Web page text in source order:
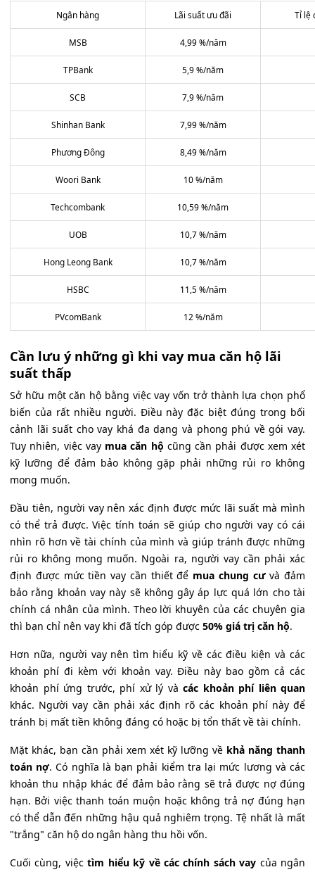
Ngân hàng Lãi suất ưu đãi Tỉ lệ
MSB 4,99 %/năm
TPBank 5,9 %/năm
SCB 7,9 %/năm
Shinhan Bank 7,99 %/năm
Phương Đông 8,49 %/năm
Woori Bank 10 %/năm
Techcombank 10,59 %/năm
UOB 10,7 %/năm
Hong Leong Bank 10,7 %/năm
HSBC 11,5 %/năm
PVcomBank 12 %/năm
Cần lưu ý những gì khi vay mua căn hộ lãi
suất thấp
Sở hữu một căn hộ bằng việc vay vốn trở thành lựa chọn phổ
biến của rất nhiều người. Điều này đặc biệt đúng trong bối
cảnh lãi suất cho vay khá đa dạng và phong phú về gói vay.
Tuy nhiên, việc vay mua căn hộ cũng cần phải được xem xét
kỹ lưỡng để đảm bảo không gặp phải những rủi ro không
mong muốn.
Đầu tiên, người vay nên xác định được mức lãi suất mà mình
có thể trả được. Việc tính toán sẽ giúp cho người vay có cái
nhìn rõ hơn về tài chính của mình và giúp tránh được những
rủi ro không mong muốn. Ngoài ra, người vay cần phải xác
định được mức tiền vay cần thiết để mua chung cưvà đảm
bảo rằng khoản vay này sẽ không gây áp lực quá lớn cho tài
chính cá nhân của mình. Theo lời khuyên của các chuyên gia
thì bạn chỉ nên vay khi đã tích góp được 50% giá trị căn hộ.
Hơn nữa, người vay nên tìm hiểu kỹ về các điều kiện và các
khoản phí đi kèm với khoản vay. Điều này bao gồm cả các
khoản phí ứng trước, phí xử lý và các khoản phí liên quan
khác. Người vay cần phải xác định rõ các khoản phí này để
tránh bị mất tiền không đáng có hoặc bị tổn thất về tài chính.
Mặt khác, bạn cần phải xem xét kỹ lưỡng về khả năng thanh
toán nợ. Có nghĩa là bạn phải kiểm tra lại mức lương và các
khoản thu nhập khác để đảm bảo rằng sẽ trả được nợ đúng
hạn. Bởi việc thanh toán muộn hoặc không trả nợ đúng hạn
có thể dẫn đến những hậu quả nghiêm trọng. Tệ nhất là mất
"trắng" căn hộ do ngân hàng thu hồi vốn.
Cuối cùng, việctìm hiểu kỹ về các chính sách vay của ngân